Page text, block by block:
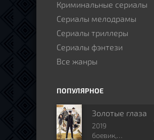
Криминальные сериалы
Сериалы мелодрамы
Сериалы триллеры
Сериалы фэнтези
Все жанры
ПОПУЛЯРНОЕ
Золотые глаза
2019
боевик,